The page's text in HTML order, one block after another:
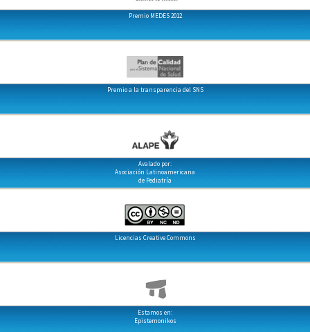
Premio MEDES 2012
Premio a la transparencia del SNS
Avalado por:
Asociación Latinoamericana
de Pediatría
Licencias Creative Commons
Estamos en:
Epistemonikos